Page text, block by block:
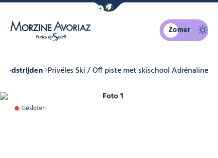
Navigatiebalk eco-modus
Zomer
Privéles Ski / Off piste met skischool Adrénaline
Foto 1
Gesloten